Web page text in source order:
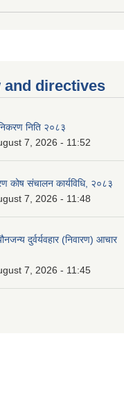
and directives
निति २०८३
7, 2026 - 11:52
कोष संचालन कार्यविधि, २०८३
7, 2026 - 11:48
दुर्वर्यवहार (निवारण) आचार
7, 2026 - 11:45